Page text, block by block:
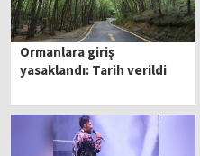
Ormanlara giriş
yasaklandı: Tarih verildi